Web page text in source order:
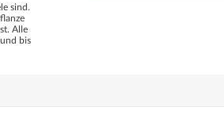
sind.
Alle
bis